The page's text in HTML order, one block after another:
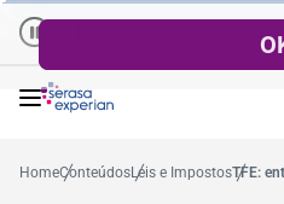
de Crédito
mês Cartão de
HomeConteúdosLeis e ImpostosTFE: